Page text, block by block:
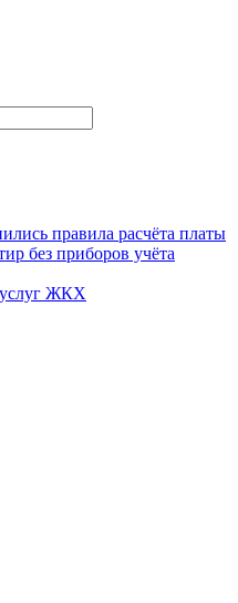
правила расчёта платы
без приборов учёта
услуг ЖКХ